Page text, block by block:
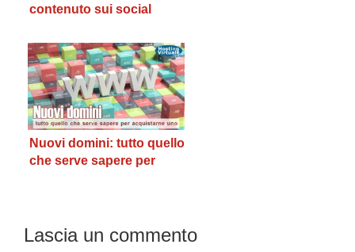
contenuto sui social
Nuovi domini: tutto quello
che serve sapere per
Interazioni
Lascia un commento